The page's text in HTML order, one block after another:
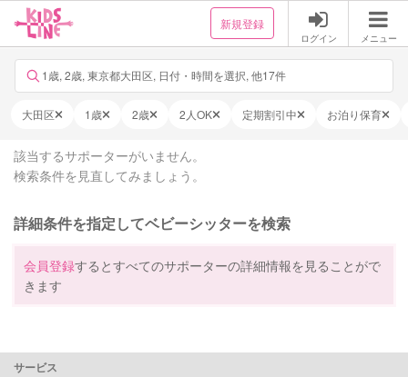
新規登録
ログイン メニュー
1歳, 2歳, 東京都大田区, 日付・時間を選択, 他17件
大田区 1歳 2歳 2人OK 定期割引中 お泊り保育
該当するサポーターがいません。
検索条件を見直してみましょう。
詳細条件を指定してベビーシッターを検索
会員登録するとすべてのサポーターの詳細情報を見ることがで
きます
サービス